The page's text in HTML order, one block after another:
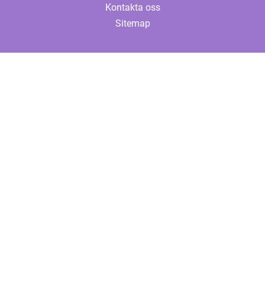
Kontakta oss
Sitemap